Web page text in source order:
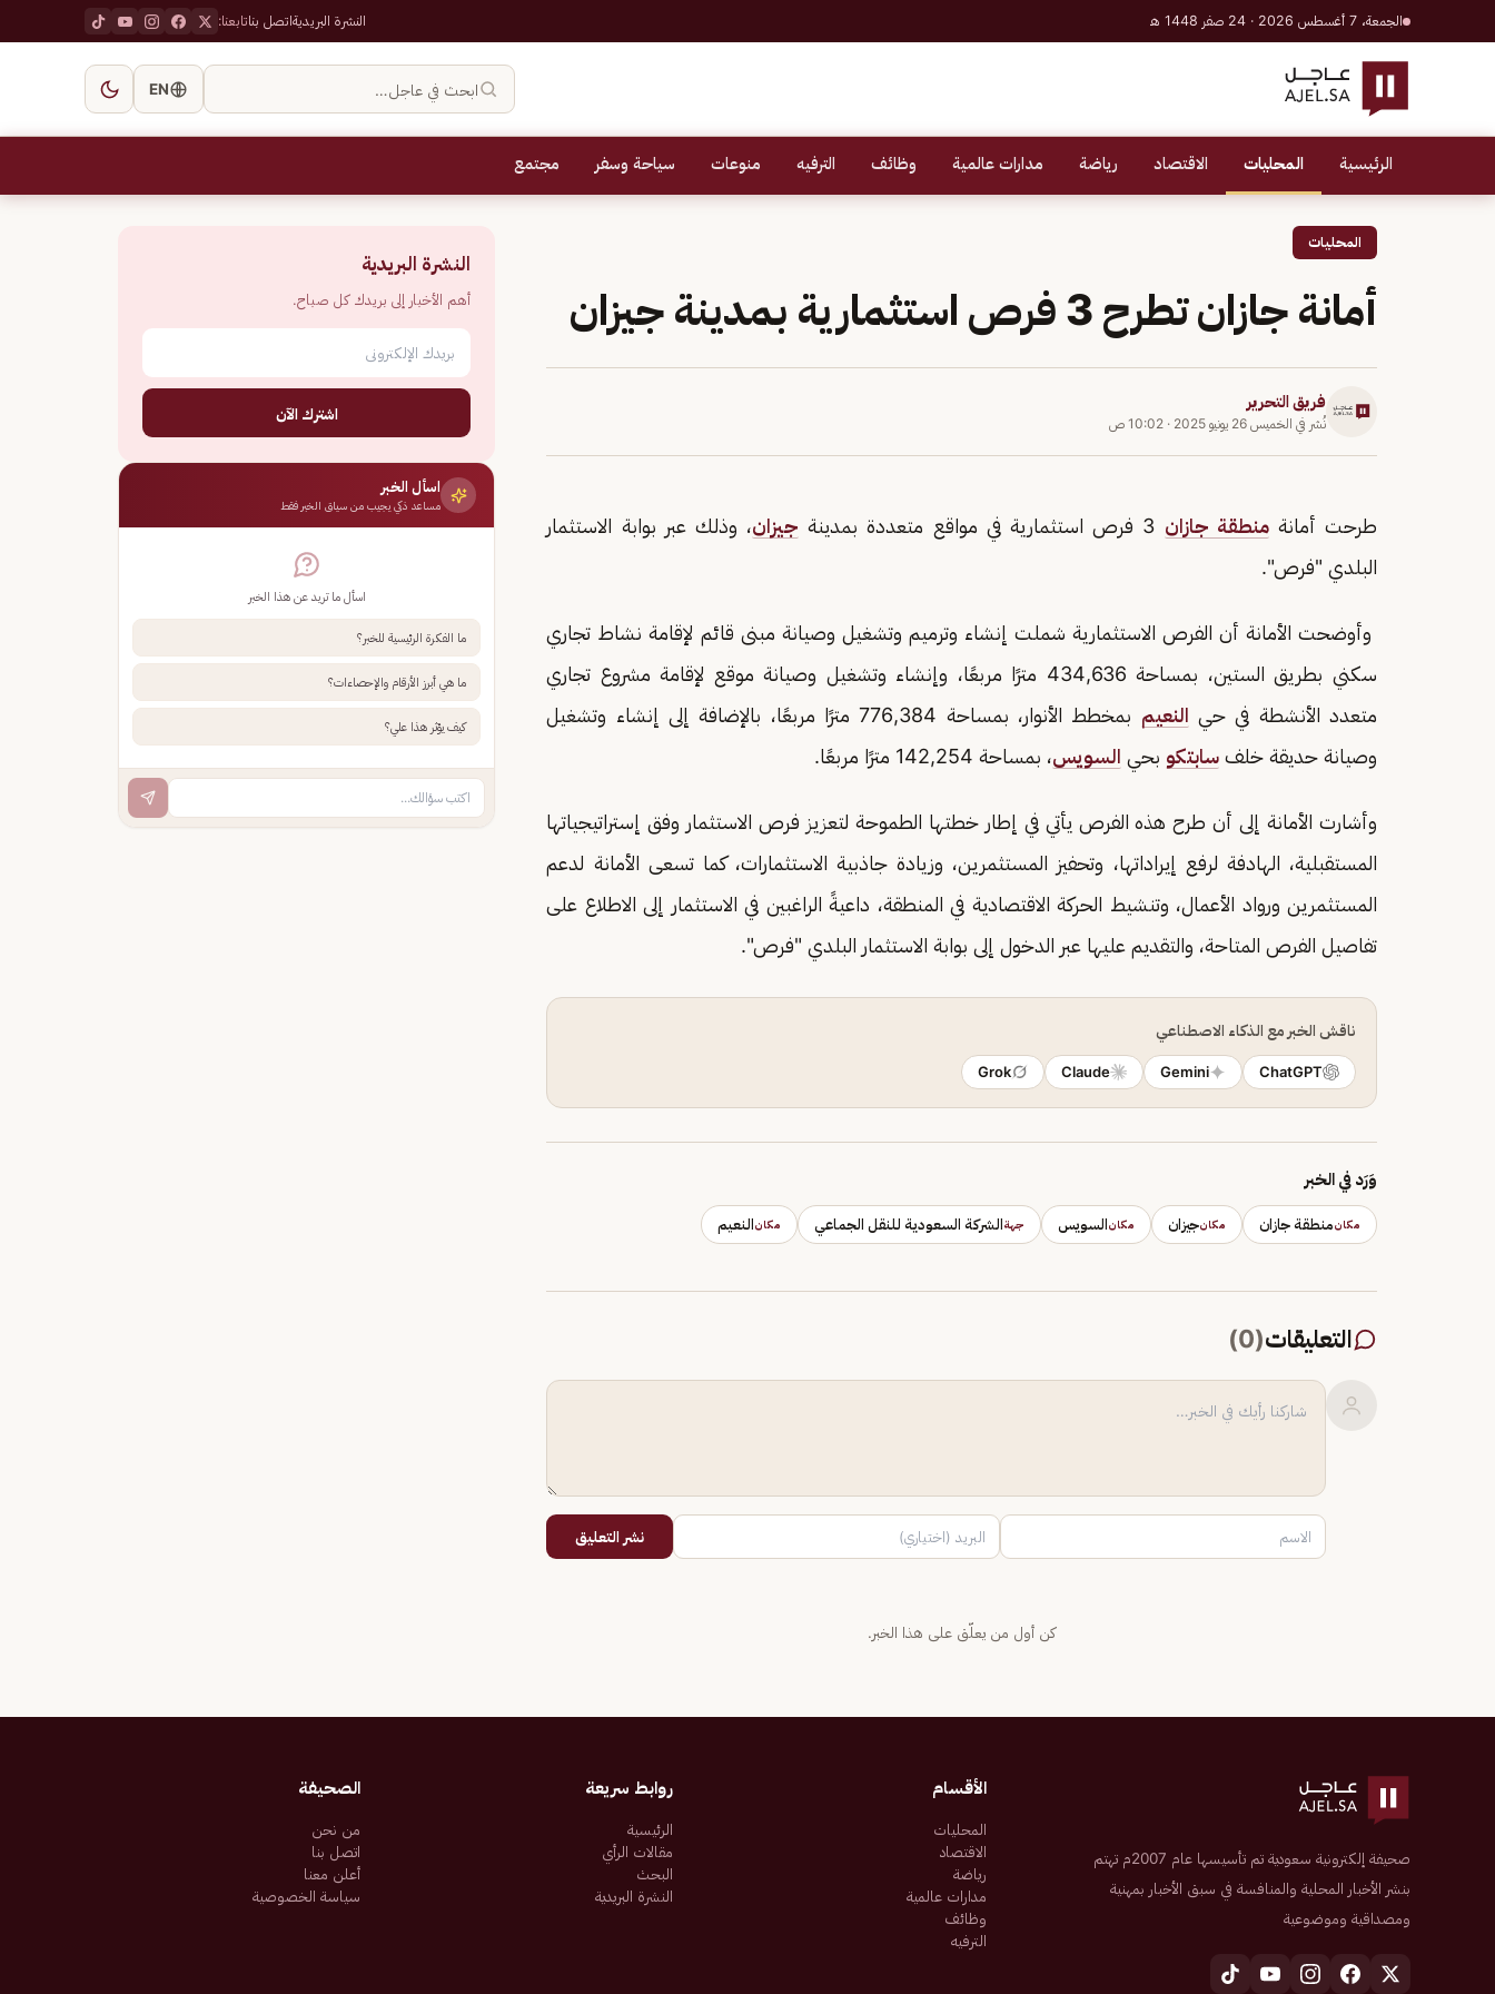
الجمعة، 7 أغسطس 2026 · 24 صفر 1448 هـ النشرة البريديةاتصل بناتابعنا:
ابحث في عاجل… EN
الرئيسية المحليات الاقتصاد رياضة مدارات عالمية وظائف الترفيه منوعات سياحة وسفر مجتمع
المحليات
أمانة جازان تطرح 3 فرص استثمارية بمدينة جيزان
فريق التحرير
نُشر في الخميس 26 يونيو 2025 · 10:02 ص
طرحت أمانةمنطقة جازان جيزان، وذلك عبر بوابة الاستثمار
البلدي "فرص".
وأوضحت الأمانة أن الفرص الاستثمارية شملت إنشاء وترميم وتشغيل وصيانة مبنى قائم لإقامة نشاط تجاري
سكني بطريق الستين، بمساحة 434,636 مترًا مربعًا، وإنشاء وتشغيل وصيانة موقع لإقامة مشروع تجاري
متعدد الأنشطة في حي النعيم
بمخطط الأنوار، بمساحة 776,384 مترًا مربعًا، بالإضافة إلى إنشاء وتشغيل
وصيانة حديقة خلف سابتكو بحي السويس، بمساحة 142,254 مترًا مربعًا.
وأشارت الأمانة إلى أن طرح هذه الفرص يأتي في إطار خطتها الطموحة لتعزيز فرص الاستثمار وفق إستراتيجياتها
المستقبلية، الهادفة لرفع إيراداتها، وتحفيز المستثمرين، وزيادة جاذبية الاستثمارات، كما تسعى الأمانة لدعم
المستثمرين ورواد الأعمال، وتنشيط الحركة الاقتصادية في المنطقة، داعيةً الراغبين في الاستثمار إلى الاطلاع على
تفاصيل الفرص المتاحة، والتقديم عليها عبر الدخول إلى بوابة الاستثمار البلدي "فرص".
ناقش الخبر مع الذكاء الاصطناعي
ChatGPT
Gemini
Claude
Grok
وَرَد في الخبر
مكانمنطقة جازان مكانجيزان مكانالسويس جهةالشركة السعودية للنقل الجماعي مكانالنعيم
التعليقات(
0
)
نشر التعليق
كن أول من يعلّق على هذا الخبر.
النشرة البريدية
أهم الأخبار إلى بريدك كل صباح.
اشترك الآن
اسأل الخبر
مساعد ذكي يجيب من سياق الخبر فقط
اسأل ما تريد عن هذا الخبر
ما الفكرة الرئيسية للخبر؟
ما هي أبرز الأرقام والإحصاءات؟
كيف يؤثر هذا علي؟
صحيفة إلكترونية سعودية تم تأسيسها عام 2007م تهتم
بنشر الأخبار المحلية والمنافسة في سبق الأخبار بمهنية
ومصداقية وموضوعية
الأقسام
المحليات
الاقتصاد
رياضة
مدارات عالمية
وظائف
الترفيه
روابط سريعة
الرئيسية
مقالات الرأي
البحث
النشرة البريدية
الصحيفة
من نحن
اتصل بنا
أعلن معنا
سياسة الخصوصية